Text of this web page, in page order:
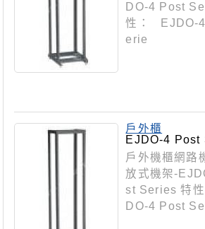
DO-4 Post
性： EJDO-
erie
戶外櫃
EJDO-4 Post
戶外機櫃網路
放式機架-
st Series 特
DO-4 Post